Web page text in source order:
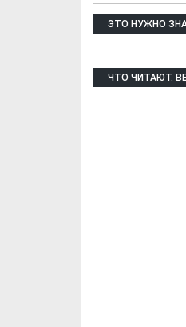
ЭТО НУЖНО
ЧТО ЧИТАЮТ.